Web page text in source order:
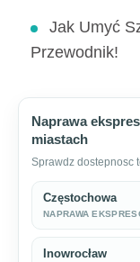
Jak Umyć
Przewodnik!
Naprawa
miastach
Sprawdz dostepnosc
Częstochowa
NAPRAWA
Inowrocław